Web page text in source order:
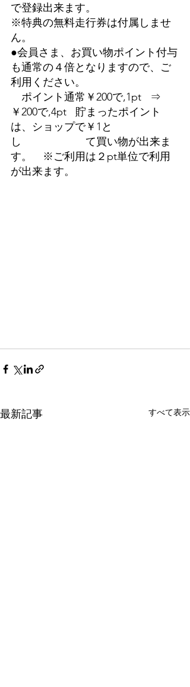
で登録出来ます。
※特典の無料走行券は付属しませ
ん。
●会員さま、お買い物ポイント付与
も通常の４倍となりますので、ご
利用ください。
ポイント通常￥200で,1pt   ⇒
￥200で,4pt   貯まったポイント
は、ショップで￥1と
し　　　　　　て買い物が出来ま
す。　※ご利用は２pt単位で利用
が出来ます。
最新記事 すべて表示